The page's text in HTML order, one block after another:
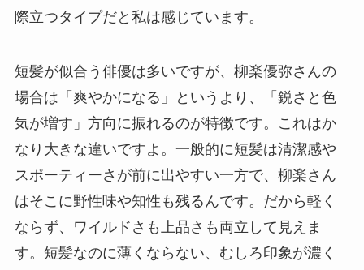
際立つタイプだと私は感じています。
短髪が似合う俳優は多いですが、柳楽優弥さんの
場合は「爽やかになる」というより、「鋭さと色
気が増す」方向に振れるのが特徴です。これはか
なり大きな違いですよ。一般的に短髪は清潔感や
スポーティーさが前に出やすい一方で、柳楽さん
はそこに野性味や知性も残るんです。だから軽く
ならず、ワイルドさも上品さも両立して見えま
す。短髪なのに薄くならない、むしろ印象が濃く